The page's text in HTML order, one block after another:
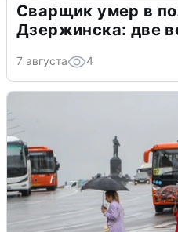
Сварщик умер в
Дзержинска: две
7 августа 4